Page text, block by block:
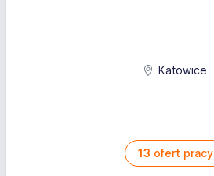
Katowice
13 ofert pracy